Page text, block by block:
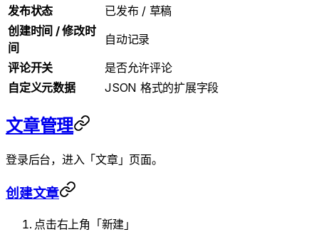
发布状态
已发布 / 草稿
创建时间 / 修改时
间
自动记录
评论开关
是否允许评论
自定义元数据
JSON 格式的扩展字段
文章管理
登录后台，进入「文章」页面。
创建文章
点击右上角「新建」